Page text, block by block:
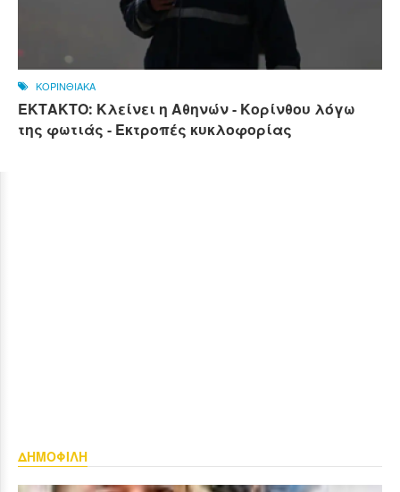
ΚΟΡΙΝΘΙΑΚΑ
ΕΚΤΑΚΤΟ: Κλείνει η Αθηνών - Κορίνθου λόγω
της φωτιάς - Εκτροπές κυκλοφορίας
ΔΗΜΟΦΙΛΗ